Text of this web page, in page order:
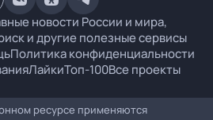
новости России и мира,
и другие полезные сервисы
Политика конфиденциальности
ЛайкиТоп-100Все проекты
ресурсе применяются